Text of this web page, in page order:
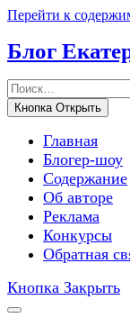
Перейти к
Блог
Кнопка Открыть
Главная
Блогер-шоу
Содержание
Об авторе
Реклама
Конкурсы
Обратная
Кнопка Закрыть